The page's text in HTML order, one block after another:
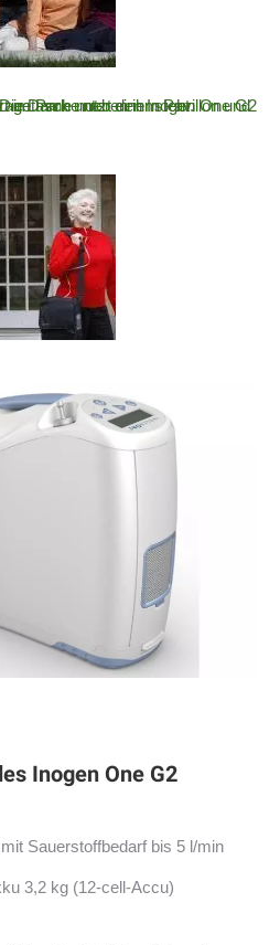
Inogen One G2
Sauerstoffbedarf bis 5 l/min
3,2 kg (12-cell-Accu)